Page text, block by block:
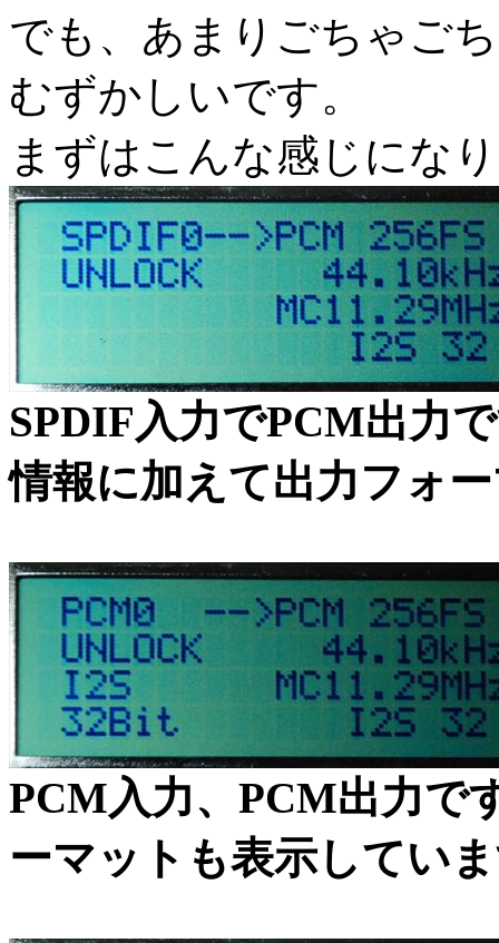
でも、あまりごちゃご
むずかしいです。
まずはこんな感じにな
SPDIF入力でPCM出力
情報に加えて出力フォ
PCM入力、PCM出力で
ーマットも表示してい